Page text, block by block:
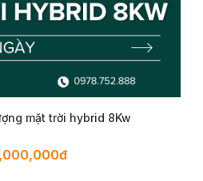
mặt trời hybrid 8Kw